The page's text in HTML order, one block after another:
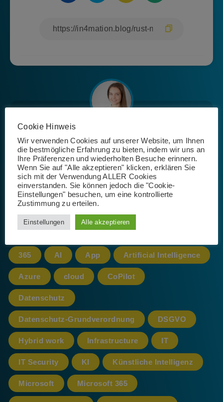
Josephin Riemer
Schlagwörter
365 AI App Artificial Intelligence
Azure cloud CoPilot
Datenschutz
Datenschutz-Grundverordnung DSGVO
Hybrid work Infrastructure IT
IT Security KI Künstliche Intelligenz
Microsoft Microsoft 365
Cookie Hinweis
Wir verwenden Cookies auf unserer Website, um Ihnen
die bestmögliche Erfahrung zu bieten, indem wir uns an
Ihre Präferenzen und wiederholten Besuche erinnern.
Wenn Sie auf "Alle akzeptieren" klicken, erklären Sie
sich mit der Verwendung ALLER Cookies
einverstanden. Sie können jedoch die "Cookie-
Einstellungen" besuchen, um eine kontrollierte
Zustimmung zu erteilen.
Einstellungen Alle akzeptieren